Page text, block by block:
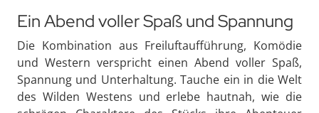
Ein Abend voller Spaß und Spannung
Die Kombination aus Freiluftaufführung, Komödie
und Western verspricht einen Abend voller Spaß,
Spannung und Unterhaltung. Tauche ein in die Welt
des Wilden Westens und erlebe hautnah, wie die